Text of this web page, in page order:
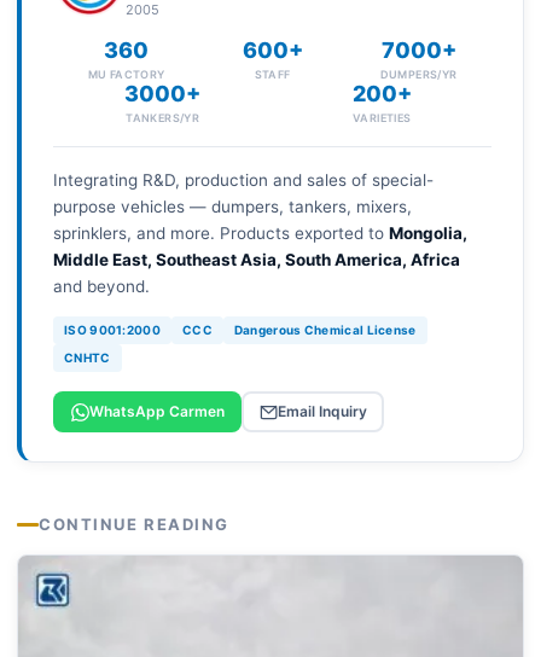
2005
360
MU FACTORY
600+
STAFF
7000+
DUMPERS/YR
3000+
TANKERS/YR
200+
VARIETIES
Integrating R&D, production and sales of special-
purpose vehicles — dumpers, tankers, mixers,
sprinklers, and more. Products exported to Mongolia,
Middle East, Southeast Asia, South America, Africa
and beyond.
ISO 9001:2000 CCC
Dangerous Chemical License
CNHTC
WhatsApp Carmen Email Inquiry
CONTINUE READING